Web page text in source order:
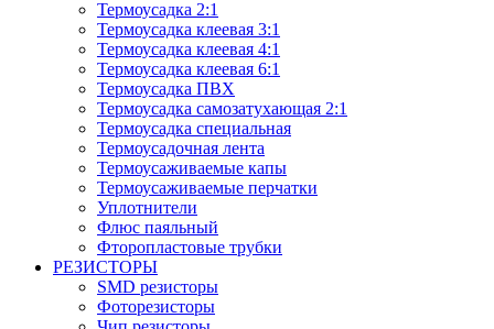
Термоусадка 2:1
Термоусадка клеевая 3:1
Термоусадка клеевая 4:1
Термоусадка клеевая 6:1
Термоусадка ПВХ
Термоусадка самозатухающая 2:1
Термоусадка специальная
Термоусадочная лента
Термоусаживаемые капы
Термоусаживаемые перчатки
Уплотнители
Флюс паяльный
Фторопластовые трубки
РЕЗИСТОРЫ
SMD резисторы
Фоторезисторы